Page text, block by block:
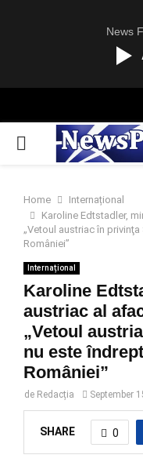
News
PRIMARY
Home
Internațional
Karoline Edtstadler,
„Vetoul austriac în
României”
Internațional
Karoline
austriac al
„Vetoul
nu este
României”
de Redacția September
SHARE 0